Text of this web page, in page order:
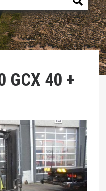
GCX 40 +